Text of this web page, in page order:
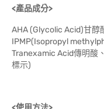
<產品成分>
AHA (Glycolic Acid)甘醇
IPMP(Isopropyl
Tranexamic Acid傳明酸
標示)